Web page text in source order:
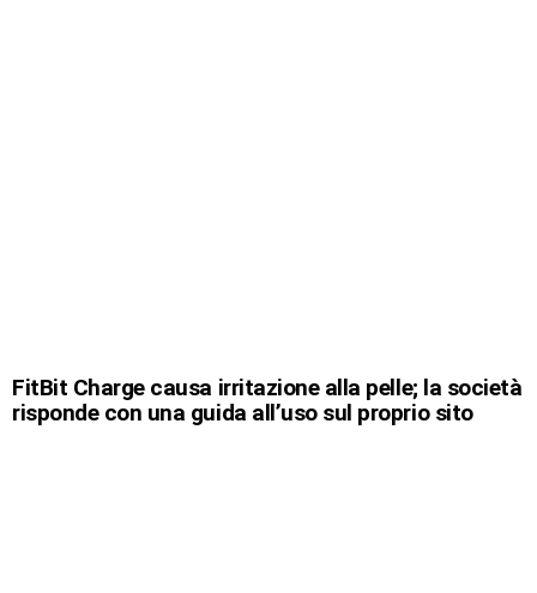
FitBit Charge causa irritazione alla pelle; la società
risponde con una guida all’uso sul proprio sito